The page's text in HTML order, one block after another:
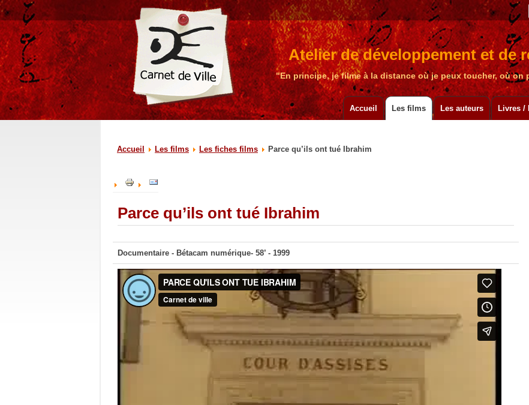
Atelier de développement et de
"En principe, je filme à la distance où je peux toucher, où on
Accueil Les films Les auteurs Livres /
Accueil Les films Les fiches films Parce qu’ils ont tué Ibrahim
Parce qu’ils ont tué Ibrahim
Documentaire - Bétacam numérique- 58’ - 1999